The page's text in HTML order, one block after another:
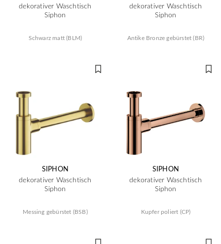
dekorativer Waschtisch
Siphon
Schwarz matt (BLM)
dekorativer Waschtisch
Siphon
Antike Bronze gebürstet (BR)
SIPHON
dekorativer Waschtisch
Siphon
Messing gebürstet (BSB)
SIPHON
dekorativer Waschtisch
Siphon
Kupfer poliert (CP)